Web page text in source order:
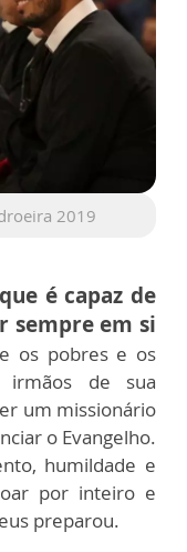
2019
é capaz de
sempre em si
os pobres e os
irmãos de sua
um missionário
o Evangelho.
humildade e
por inteiro e
preparou.